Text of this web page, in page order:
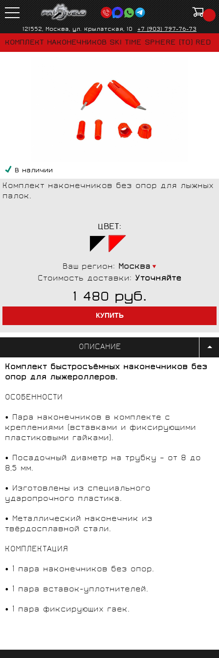
121552, Москва, ул. Крылатская, 10 +7 (903) 797-76-73
КОМПЛЕКТ НАКОНЕЧНИКОВ SKI TIME SPHERE (T0) RED
В наличии
Комплект наконечников без опор для лыжных
палок.
ЦВЕТ:
Ваш регион: Москва
Стоимость доставки: Уточняйте
1 480 руб.
ОПИСАНИЕ
Комплект быстросъёмных наконечников без
опор для лыжероллеров.
ОСОБЕННОСТИ
• Пара наконечников в комплекте с
креплениями (вставками и фиксирующими
пластиковыми гайками).
• Посадочный диаметр на трубку – от 8 до
8,5 мм.
• Изготовлены из специального
ударопрочного пластика.
• Металлический наконечник из
твёрдосплавной стали.
КОМПЛЕКТАЦИЯ
• 1 пара наконечников без опор.
• 1 пара вставок-уплотнителей.
• 1 пара фиксирующих гаек.